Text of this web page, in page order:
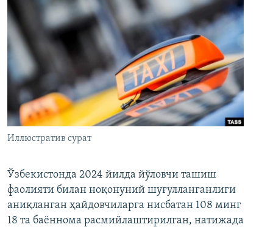
Иллюстратив сурат
Ўзбекистонда 2024 йилда йўловчи ташиш
фаолияти билан ноқонуний шуғулланганлиги
аниқланган ҳайдовчиларга нисбатан 108 минг
18 та баённома расмийлаштирилган, натижада